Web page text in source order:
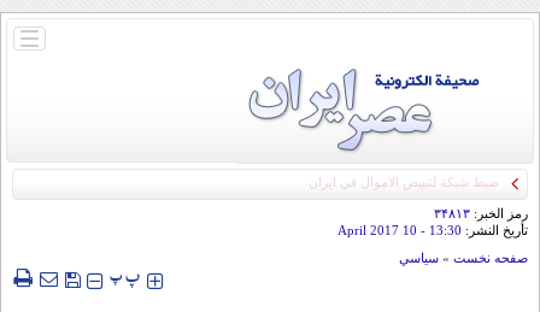
باز
رمز الخبر: ۳۴۸۱۳
تأريخ النشر: 13:30
- 10 April 2017
صفحه نخست » سياسي
‍‍‍ پپ